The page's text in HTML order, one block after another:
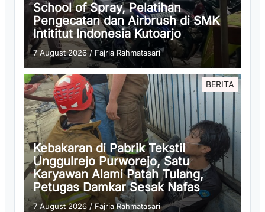
School of Spray, Pelatihan
Pengecatan dan Airbrush di SMK
Intititut Indonesia Kutoarjo
7 August 2026/ Fajria Rahmatasari
BERITA
Kebakaran di Pabrik Tekstil
Unggulrejo Purworejo, Satu
Karyawan Alami Patah Tulang,
Petugas Damkar Sesak Nafas
7 August 2026 /Fajria Rahmatasari